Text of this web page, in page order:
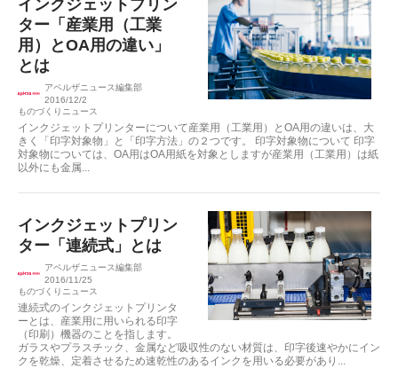
インクジェットプリン
ター「産業用（工業
用）とOA用の違い」
とは
アペルザニュース編集部
2016/12/2
ものづくりニュース
インクジェットプリンターについて産業用（工業用）とOA用の違いは、大
きく「印字対象物」と「印字方法」の２つです。 印字対象物について 印字
対象物については、OA用はOA用紙を対象としますが産業用（工業用）は紙
以外にも金属...
インクジェットプリン
ター「連続式」とは
アペルザニュース編集部
2016/11/25
ものづくりニュース
連続式のインクジェットプリンタ
ーとは、産業用に用いられる印字
（印刷）機器のことを指します。
ガラスやプラスチック、金属など吸収性のない材質は、印字後速やかにイン
クを乾燥、定着させるため速乾性のあるインクを用いる必要があり...